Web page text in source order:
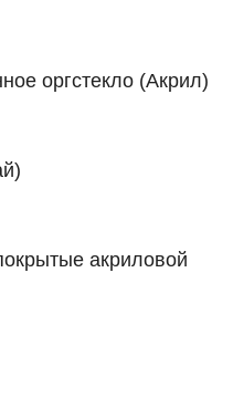
оргстекло (Акрил)
акриловой